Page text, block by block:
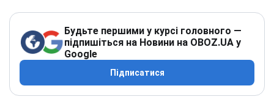
Будьте першими у курсі головного —
підпишіться на Новини на OBOZ.UA у
Google
Підписатися